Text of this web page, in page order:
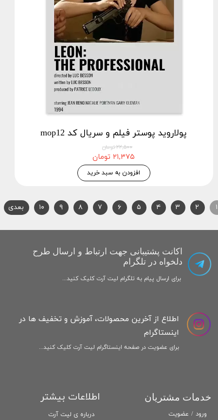
پولاروید پوستر فیلم و سریال کد mop12
۲۲,۵۰۰ تومان
۲۱,۳۷۵ تومان
افزودن به سبد خرید
۱ ۲ ۳ ۴ ۵ ۶ ۷ ۸ ۹ ۱۰ بعدی
خدمات مشتریان
اکانت پشتیبانی جهت ارتباط و ارسال طرح
دلخواه در تلگرام
برای ارسال پیام به تلگرام لیت آرت کلیک کنید...
اطلاعات بیشتر
درباره ی لیت آرت
اطلاع از آخرین محصولات، آموزش و تخفیف ها در
اینستاگرام
برای عضویت در صفحه اینستاگرام لیت آرت کلیک کنید...
ورود / عضویت